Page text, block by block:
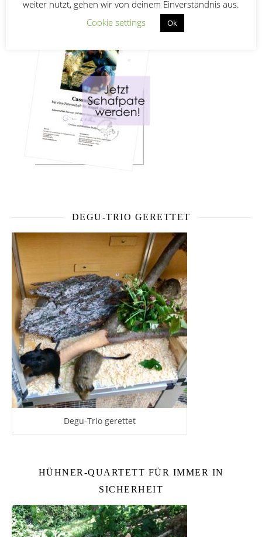
DEGU-TRIO GERETTET
Degu-Trio gerettet
HÜHNER-QUARTETT FÜR IMMER IN
SICHERHEIT
weiter nutzt, gehen wir von deinem Einverständnis aus.
Cookie settings
Ok